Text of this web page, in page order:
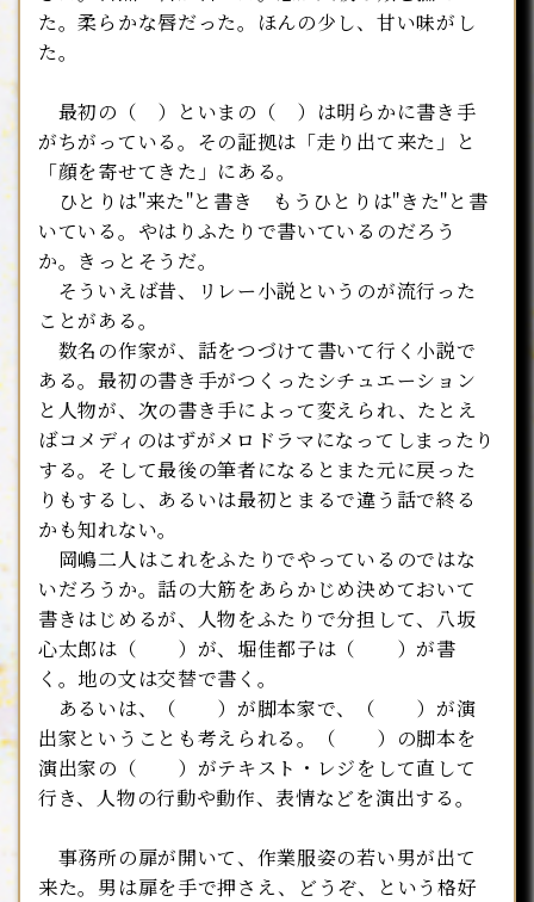
た。柔らかな唇だった。ほんの少し、甘い味がし
た。
最初の（ ）といまの（ ）は明らかに書き手
がちがっている。その証拠は「走り出て来た」と
「顔を寄せてきた」にある。
ひとりは"来た"と書き もうひとりは"きた"と書
いている。やはりふたりで書いているのだろう
か。きっとそうだ。
そういえば昔、リレー小説というのが流行った
ことがある。
数名の作家が、話をつづけて書いて行く小説で
ある。最初の書き手がつくったシチュエーション
と人物が、次の書き手によって変えられ、たとえ
ばコメディのはずがメロドラマになってしまったり
する。そして最後の筆者になるとまた元に戻った
りもするし、あるいは最初とまるで違う話で終る
かも知れない。
岡嶋二人はこれをふたりでやっているのではな
いだろうか。話の大筋をあらかじめ決めておいて
書きはじめるが、人物をふたりで分担して、八坂
心太郎は（ ）が、堀佳都子は（ ）が書
く。地の文は交替で書く。
あるいは、（ ）が脚本家で、（ ）が演
出家ということも考えられる。（ ）の脚本を
演出家の（ ）がテキスト・レジをして直して
行き、人物の行動や動作、表情などを演出する。
事務所の扉が開いて、作業服姿の若い男が出て
来た。男は扉を手で押さえ、どうぞ、という格好